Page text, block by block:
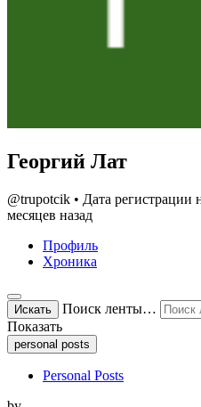
Георгий Лат
@trupotcik • Дата регистрации
месяцев назад
Профиль
Хроника
Open
search
filters
Искать Поиск ленты…
Показать
personal posts
Personal Posts